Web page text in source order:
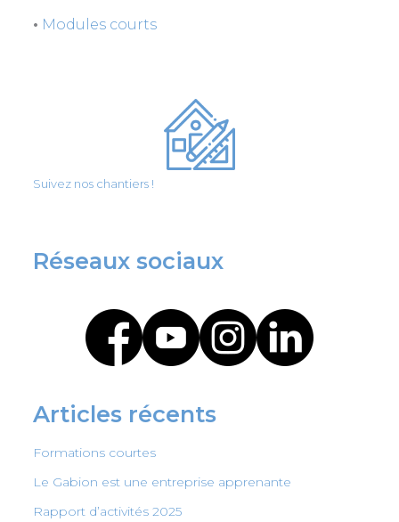
• Modules courts
Suivez nos chantiers !
Réseaux sociaux
Articles récents
Formations courtes
Le Gabion est une entreprise apprenante
Rapport d’activités 2025